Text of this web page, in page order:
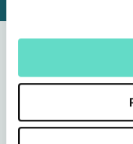
Recevez
semaine